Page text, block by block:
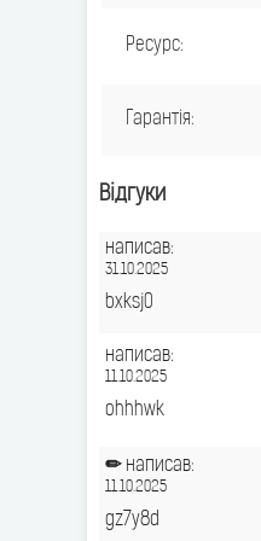
Ресурс:
Гарантія:
Відгуки
написав:
31.10.2025
bxksj0
написав:
11.10.2025
ohhhwk
✏ написав:
11.10.2025
gz7y8d